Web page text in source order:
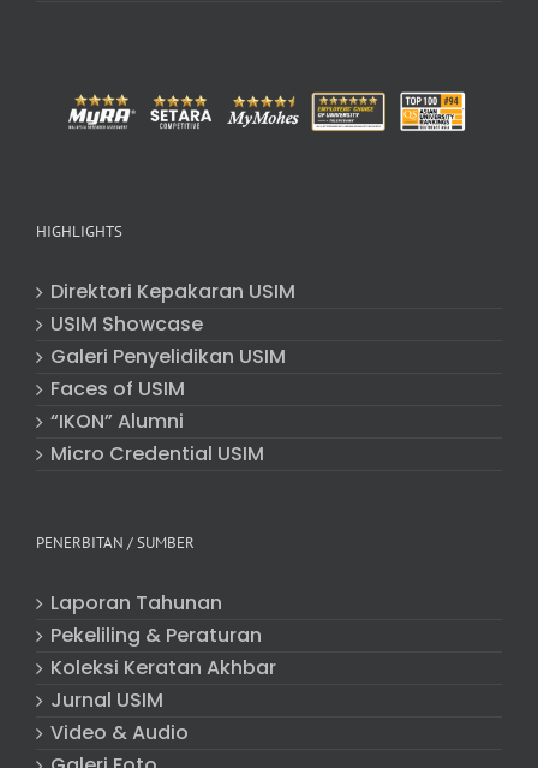
HIGHLIGHTS
Direktori Kepakaran USIM
USIM Showcase
Galeri Penyelidikan USIM
Faces of USIM
“IKON” Alumni
Micro Credential USIM
PENERBITAN / SUMBER
Laporan Tahunan
Pekeliling & Peraturan
Koleksi Keratan Akhbar
Jurnal USIM
Video & Audio